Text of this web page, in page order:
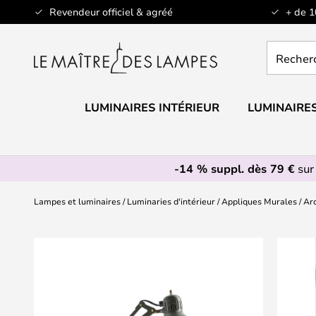
Revendeur officiel & agréé + de
Allez
au
un
LUMINAIRES INTÉRIEUR
-14 % suppl. dès 79 €
Lampes et luminaires Luminaries d'intérieur Appliques Murales